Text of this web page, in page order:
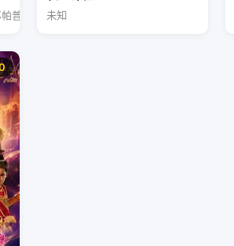
普洛姆 未知